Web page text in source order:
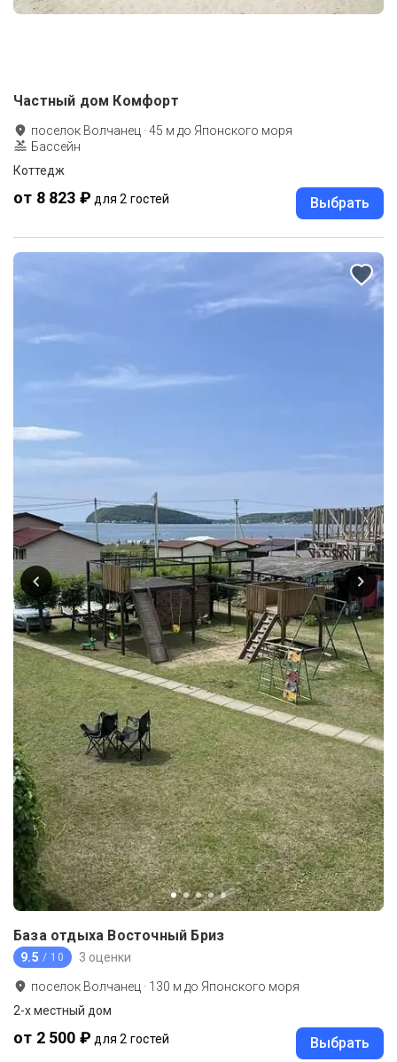
Частный дом Комфорт
поселок Волчанец ·45 м до Японского моря
Бассейн
Коттедж
от 8 823 ₽ для 2 гостей Выбрать
База отдыха Восточный Бриз
9.5 / 10 3 оценки
поселок Волчанец · 130 м до Японского моря
2-х местный дом
от 2 500 ₽ для 2 гостей Выбрать